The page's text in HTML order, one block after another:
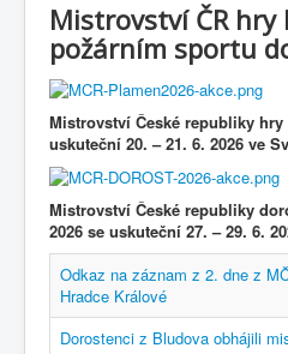
Mistrovství ČR hry
požárním sportu
Mistrovství České republiky hry
uskuteční 20.– 21. 6. 2026 ve
Mistrovství České republiky
2026 se uskuteční 27. – 29. 6.
Odkaz na záznam z 2. dne z
Hradce Králové
Dorostenci z Bludova obhájili